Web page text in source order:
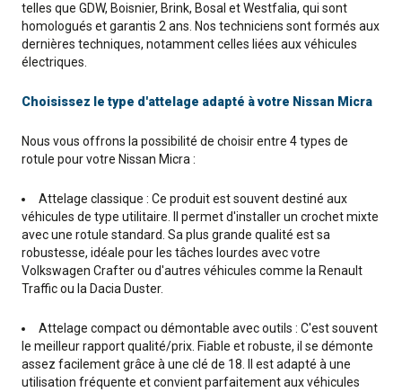
telles que GDW, Boisnier, Brink, Bosal et Westfalia, qui sont
homologués et garantis 2 ans. Nos techniciens sont formés aux
dernières techniques, notamment celles liées aux véhicules
électriques.
Choisissez le type d'attelage adapté à votre Nissan Micra
Nous vous offrons la possibilité de choisir entre 4 types de
rotule pour votre Nissan Micra :
Attelage classique : Ce produit est souvent destiné aux
véhicules de type utilitaire. Il permet d'installer un crochet mixte
avec une rotule standard. Sa plus grande qualité est sa
robustesse, idéale pour les tâches lourdes avec votre
Volkswagen Crafter ou d'autres véhicules comme la Renault
Traffic ou la Dacia Duster.
Attelage compact ou démontable avec outils : C'est souvent
le meilleur rapport qualité/prix. Fiable et robuste, il se démonte
assez facilement grâce à une clé de 18. Il est adapté à une
utilisation fréquente et convient parfaitement aux véhicules